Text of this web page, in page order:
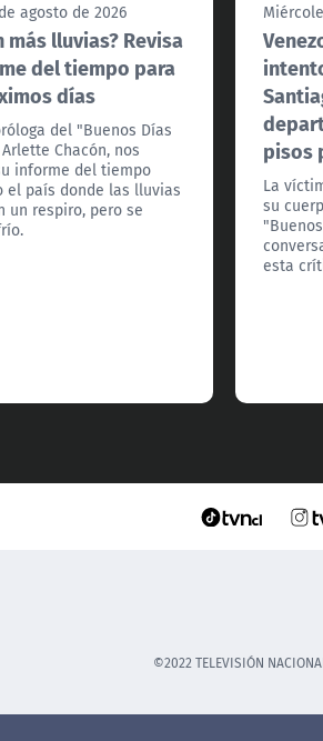
agosto de 2026
más lluvias? Revisa
del tiempo para
días
del "Buenos Días
Chacón, nos
informe del tiempo
el país donde las lluvias
un respiro, pero se
pisos
La
su
esta
©2022 TELEVISIÓN